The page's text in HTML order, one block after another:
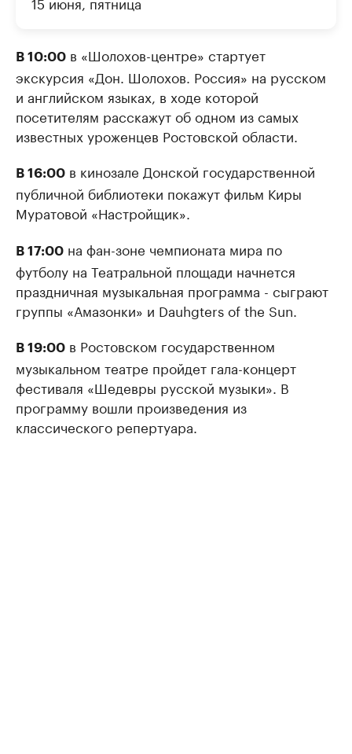
В 10:00 в «Шолохов-центре» стартует
экскурсия «Дон. Шолохов. Россия» на русском
и английском языках, в ходе которой
посетителям расскажут об одном из самых
известных уроженцев Ростовской области.
В 16:00 в кинозале Донской государственной
публичной библиотеки покажут фильм Киры
Муратовой «Настройщик».
В 17:00 на фан-зоне чемпионата мира по
футболу на Театральной площади начнется
праздничная музыкальная программа - сыграют
группы «Амазонки» и Dauhgters of the Sun.
В 19:00 в Ростовском государственном
музыкальном театре пройдет гала-концерт
фестиваля «Шедевры русской музыки». В
программу вошли произведения из
классического репертуара.